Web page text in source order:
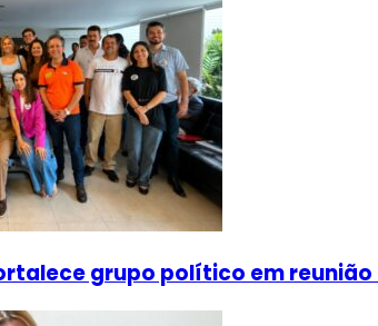
grupo político em reunião